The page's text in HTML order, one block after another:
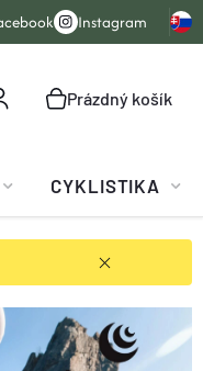
Instagram
NÁKUPNÍ
Prázdný košík
CYKLISTIKA